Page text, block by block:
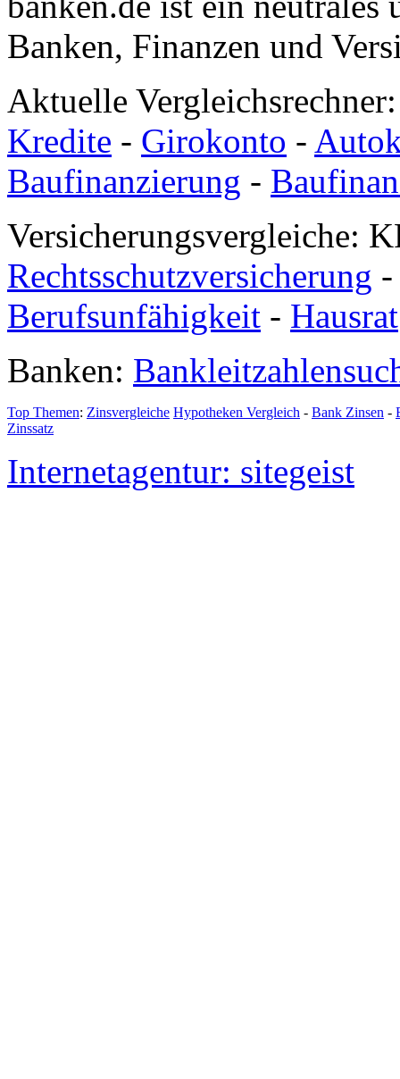
Banken, Finanzen und
Aktuelle
Kredite - Girokonto -
Baufinanzierung -
Versicherungsvergleiche:
Rechtsschutzversicherung
Berufsunfähigkeit - Hausrat
Banken:
Top Themen: Zinsvergleiche Hypotheken Vergleich - Bank Zinsen -
Zinssatz
Internetagentur: sitegeist